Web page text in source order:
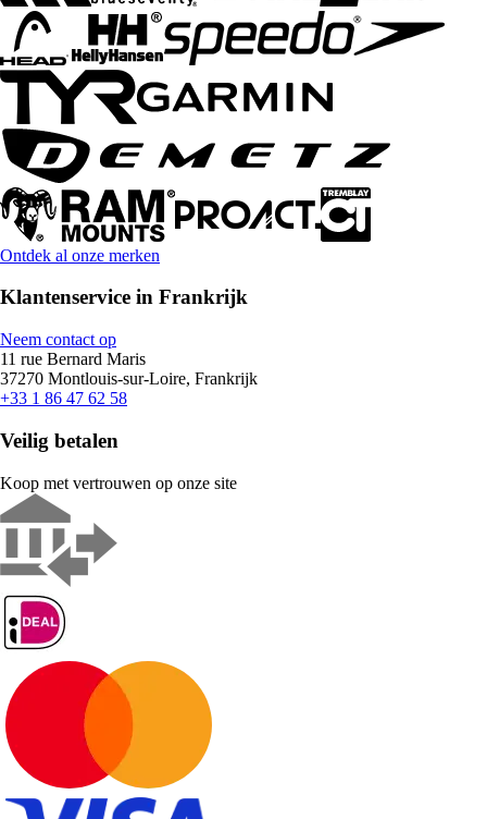
Ontdek al onze merken
Klantenservice in Frankrijk
Neem contact op
11 rue Bernard Maris
37270 Montlouis-sur-Loire, Frankrijk
+33 1 86 47 62 58
Veilig betalen
Koop met vertrouwen op onze site